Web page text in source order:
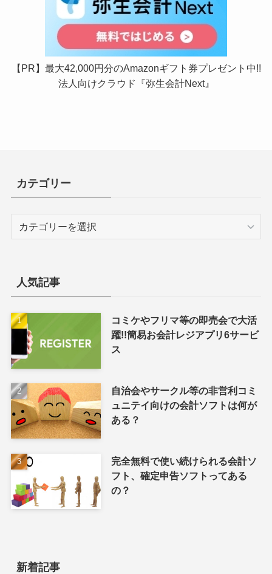
【PR】最大42,000円分のAmazonギフト券プレゼント中!!
法人向けクラウド『弥生会計Next』
カテゴリー
ー人気記事
コミケやフリマ等の即売会で大活
躍!!簡易お会計レジアプリ6サービ
ス
自治会やサークル等の非営利コミ
ュニテイ向けの会計ソフトは何が
ある？
完全無料で使い続けられる会計ソ
フト、確定申告ソフトってある
の？
新着記事